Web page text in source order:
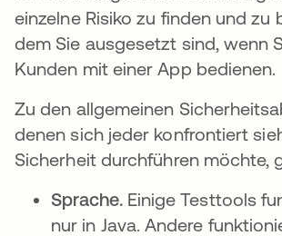
einzelne Risiko zu finden und zu
dem Sie ausgesetzt sind, wenn
Kunden mit einer App bedienen.
Zu den allgemeinen
denen sich jeder konfrontiert
Sicherheit durchführen möchte,
Sprache. Einige Testtools
nur in Java. Andere